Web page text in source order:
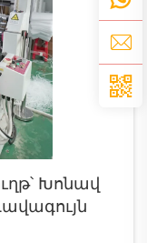
Խոնավ